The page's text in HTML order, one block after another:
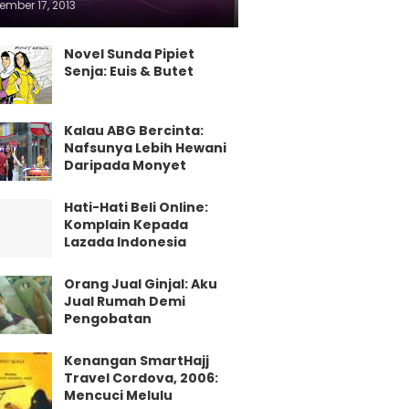
17, 2013
Novel Sunda Pipiet
Senja: Euis & Butet
Kalau ABG Bercinta:
Nafsunya Lebih Hewani
Daripada Monyet
Hati-Hati Beli Online:
Komplain Kepada
Lazada Indonesia
Orang Jual Ginjal: Aku
Jual Rumah Demi
Pengobatan
Kenangan SmartHajj
Travel Cordova, 2006:
Mencuci Melulu